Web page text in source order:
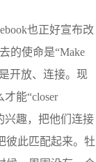
也正好宣布改
的使命是“Make
开放、连接。现
能“closer
兴趣，把他们连接
彼此匹配起来。牡